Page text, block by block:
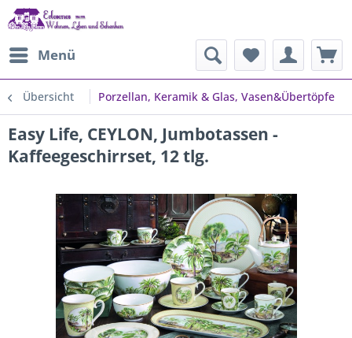
Menü
Übersicht Porzellan, Keramik & Glas, Vasen&Übertöpfe
Easy Life, CEYLON, Jumbotassen -
Kaffeegeschirrset, 12 tlg.